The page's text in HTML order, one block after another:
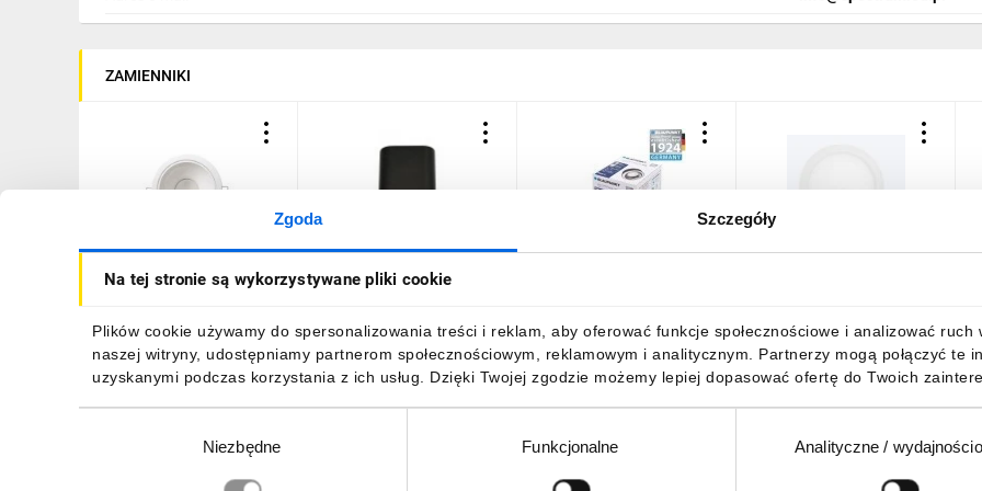
Zgoda Szczegóły
Na tej stronie są wykorzystywane pliki cookie
Plików cookie używamy do spersonalizowania treści i reklam, aby oferować funkcje społecznościowe i analizować
naszej witryny, udostępniamy partnerom społecznościowym, reklamowym i analitycznym. Partnerzy mogą połączyć
uzyskanymi podczas korzystania z ich usług. Dzięki Twojej zgodzie możemy lepiej dopasować ofertę do Twoich
Niezbędne Funkcjonalne Analityczne /
ZAMIENNIKI
Oprawa downlight 10W
LED 6500K 800lm
66,38 złbrutto
Lampa sufitowa HARYS K
natynkowa oprawa
TUBA kwadratowa GU10
czarna MK MEGAKABEL
58,52 zł brutto
BLAUPUNKT-DLB10WW
108,58 złbrutto
gwar.
38,18 złbrutto
DO KOSZYKA